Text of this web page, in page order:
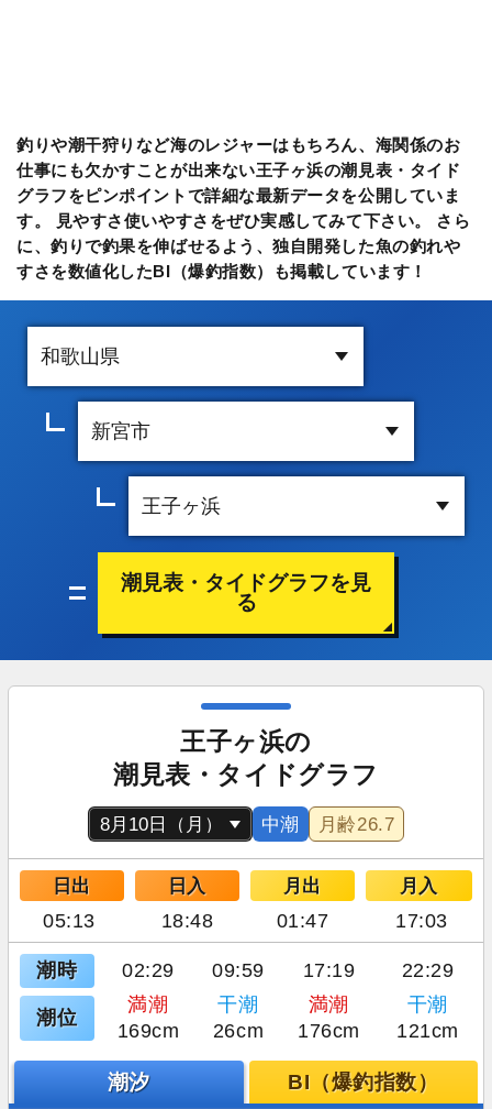
釣りや潮干狩りなど海のレジャーはもちろん、海関係のお
仕事にも欠かすことが出来ない王子ヶ浜の潮見表・タイド
グラフをピンポイントで詳細な最新データを公開していま
す。 見やすさ使いやすさをぜひ実感してみて下さい。 さら
に、釣りで釣果を伸ばせるよう、独自開発した魚の釣れや
すさを数値化したBI（爆釣指数）も掲載しています！
潮見表・タイドグラフを見
る
王子ヶ浜の
潮見表・タイドグラフ
中潮 月齢26.7
日出 日入 月出 月入
05:13 18:48 01:47 17:03
潮時 02:29 09:59 17:19 22:29
潮位
満潮 干潮 満潮
干潮
169cm
26cm 176cm 121cm
潮汐 BI（爆釣指数）